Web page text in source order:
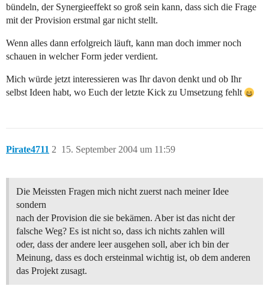
bündeln, der Synergieeffekt so groß sein kann, dass sich die Frage
mit der Provision erstmal gar nicht stellt.
Wenn alles dann erfolgreich läuft, kann man doch immer noch
schauen in welcher Form jeder verdient.
Mich würde jetzt interessieren was Ihr davon denkt und ob Ihr
selbst Ideen habt, wo Euch der letzte Kick zu Umsetzung fehlt
Pirate4711 15. September 2004 um 11:59
2
Die Meissten Fragen mich nicht zuerst nach meiner Idee
sondern
nach der Provision die sie bekämen. Aber ist das nicht der
falsche Weg? Es ist nicht so, dass ich nichts zahlen will
oder, dass der andere leer ausgehen soll, aber ich bin der
Meinung, dass es doch ersteinmal wichtig ist, ob dem anderen
das Projekt zusagt.